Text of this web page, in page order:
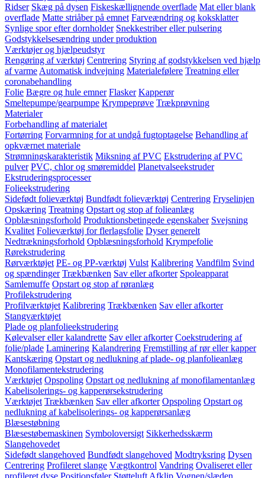
Ridser Skæg på dysen Fiskeskællignende overflade Mat eller blank
overflade Matte striåber på emnet Farveændring og koksklatter
Synlige spor efter dornholder Snekkestriber eller pulsering
Godstykkelsesændring under produktion
Værktøjer og hjælpeudstyr
Rengøring af værktøj Centrering Styring af godstykkelsen ved hjælp
af varme Automatisk indvejning Materialefølere Treatning eller
coronabehandling
Folie Bægre og hule emner Flasker Kapperør
Smeltepumpe/gearpumpe Krympeprøve Trækprøvning
Materialer
Forbehandling af materialet
Fortørring Forvarmning for at undgå fugtoptagelse Behandling af
opkværnet materiale
Strømningskarakteristik Miksning af PVC Ekstrudering af PVC
pulver PVC, chlor og smøremiddel Planetvalseekstruder
Ekstruderingsprocesser
Folieekstrudering
Sidefødt folieværktøj Bundfødt folieværktøj Centrering Fryselinjen
Opskæring Treatning Opstart og stop af folieanlæg
Opblæsningsforhold Produktionsbetingede egenskaber Svejsning
Kvalitet Folieværktøj for flerlagsfolie Dyser generelt
Nedtrækningsforhold Opblæsningsforhold Krympefolie
Rørekstrudering
Rørværktøjet PE- og PP-værktøj Vulst Kalibrering Vandfilm Svind
og spændinger Trækbænken Sav eller afkorter Spoleapparat
Samlemuffe Opstart og stop af røranlæg
Profilekstrudering
Profilværktøjet Kalibrering Trækbænken Sav eller afkorter
Stangværktøjet
Plade og planfolieekstrudering
Kølevalser eller kalandrette Sav eller afkorter Coekstrudering af
folie/plade Laminering Kalandrering Fremstilling af rør eller kapper
Kantskæring Opstart og nedlukning af plade- og planfolieanlæg
Monofilamentekstrudering
Værktøjet Opspoling Opstart og nedlukning af monofilamentanlæg
Kabelisolerings- og kapperørsekstrudering
Værktøjet Trækbænken Sav eller afkorter Opspoling Opstart og
nedlukning af kabelisolerings- og kapperørsanlæg
Blæsestøbning
Blæsestøbemaskinen Symboloversigt Sikkerhedsskærm
Slangehovedet
Sidefødt slangehoved Bundfødt slangehoved Modtryksring Dysen
Centrering Profileret slange Vægtkontrol Vandring Ovaliseret eller
profileret dyse Positionsføler Støtteluft Afklip Vognen/slæden